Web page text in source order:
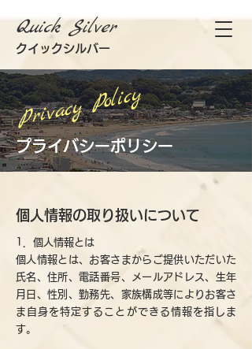
Quick Silver
クイックシルバー
Privacy Policy
プライバシーポリシー
個人情報の取り扱いについて
1．個人情報とは
個人情報とは、お客さまからご提供いただいた
氏名、住所、電話番号、メールアドレス、生年
月日、性別、勤務先、家族構成等によりお客さ
ま自身を特定することができる情報を指しま
す。